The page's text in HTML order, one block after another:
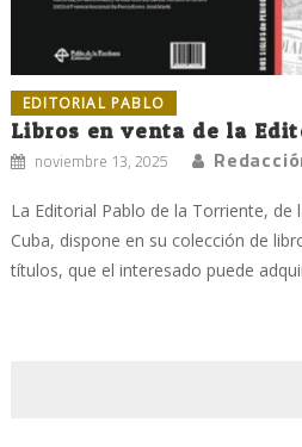
EDITORIAL PABLO
Libros en venta de la
noviembre 13, 2025
La Editorial Pablo de la Torriente, de
Cuba, dispone en su colección de
títulos, que el interesado puede